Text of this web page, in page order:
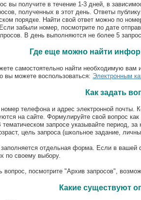
вы получите в течение 1-3 дней, в
полученных в этот день. Ответы
порядке. Найти свой ответ можно по
забыли номер, посмотрите по дате
В день выполняются не более 5
Где еще можно найти
самостоятельно найти необходимую
вы можете воспользоваться: Электронным
Как задать
телефона и адрес электронной почты.
на сайте. Формулируйте свой вопрос
тематическом запросе указывайте период,
цель запроса (школьное задание,
отдельная форма. Если в вашей
по своему выбору.
посмотрите "Архив запросов",
Какие существуют